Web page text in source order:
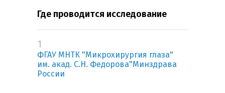
Где проводится исследование
1
ФГАУ МНТК "Микрохирургия глаза"
им. акад. С.Н. Федорова"Минздрава
России